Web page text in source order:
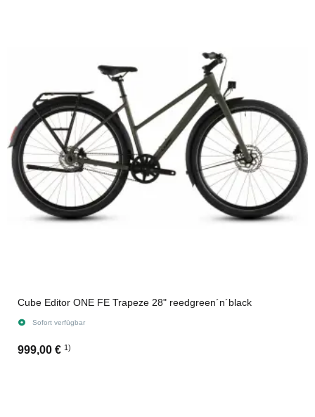
Cube Editor ONE FE Trapeze 28" reedgreen´n´black
Sofort verfügbar
999,00 € 1)